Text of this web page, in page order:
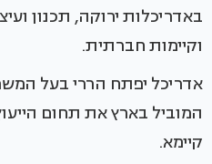
באדריכלות ירוקה, תכנון
וקיימות חברתית.
אדריכל יפתח הררי בעל
המוביל בארץ את תחום
קיימא.